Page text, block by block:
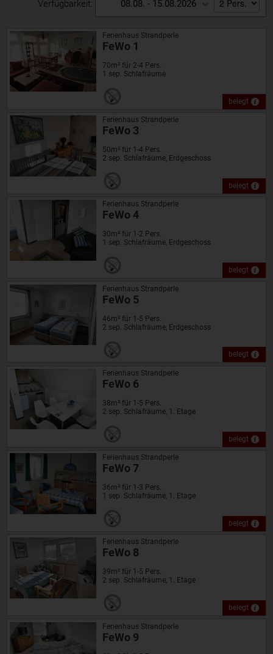
Verfügbarkeit: 08.08. - 15.08.2026
belegt
Ferienhaus Strandperle
FeWo 1
70m² für 2-4 Pers.
1 sep. Schlafräume
belegt
Ferienhaus Strandperle
FeWo 3
50m² für 1-4 Pers.
2 sep. Schlafräume, Erdgeschoss
belegt
Ferienhaus Strandperle
FeWo 4
30m² für 1-2 Pers.
1 sep. Schlafräume, Erdgeschoss
belegt
Ferienhaus Strandperle
FeWo 5
46m² für 1-5 Pers.
2 sep. Schlafräume, Erdgeschoss
belegt
Ferienhaus Strandperle
FeWo 6
38m² für 1-5 Pers.
2 sep. Schlafräume, 1. Etage
belegt
Ferienhaus Strandperle
FeWo 7
36m² für 1-3 Pers.
1 sep. Schlafräume, 1. Etage
belegt
Ferienhaus Strandperle
FeWo 8
39m² für 1-5 Pers.
2 sep. Schlafräume, 1. Etage
Ferienhaus Strandperle
FeWo 9